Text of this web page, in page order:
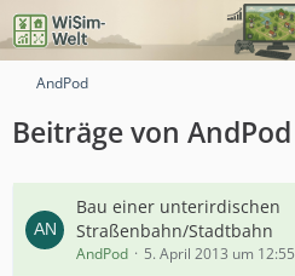
AndPod
Beiträge von AndPod
Bau einer unterirdischen
Straßenbahn/Stadtbahn
AndPod 5. April 2013 um 12:55